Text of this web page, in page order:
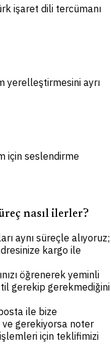
işaret dili tercümanı
yerelleştirmesini ayrı
için seslendirme
nasıl ilerler?
aynı süreçle alıyoruz;
kargo ile
öğrenerek yeminli
gerekip gerekmediğini
ile bize
gerekiyorsa noter
için teklifimizi